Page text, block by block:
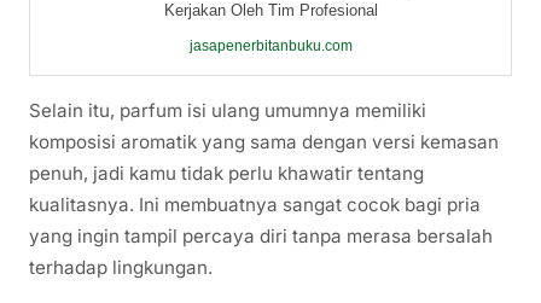
Kerjakan Oleh Tim Profesional
jasapenerbitanbuku.com
Selain itu, parfum isi ulang umumnya memiliki
komposisi aromatik yang sama dengan versi kemasan
penuh, jadi kamu tidak perlu khawatir tentang
kualitasnya. Ini membuatnya sangat cocok bagi pria
yang ingin tampil percaya diri tanpa merasa bersalah
terhadap lingkungan.